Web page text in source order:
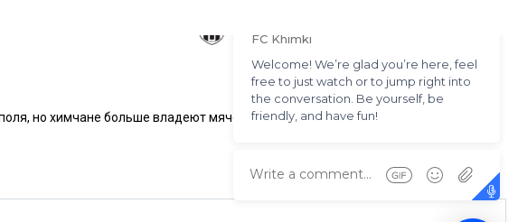
но химчане больше владеют мячом.